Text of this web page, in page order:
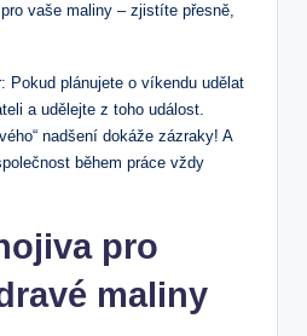
vaše maliny – zjistíte přesně,
Pokud plánujete o víkendu udělat
a udělejte z toho událost.
nadšení dokáže zázraky! A
během práce vždy
pro
maliny